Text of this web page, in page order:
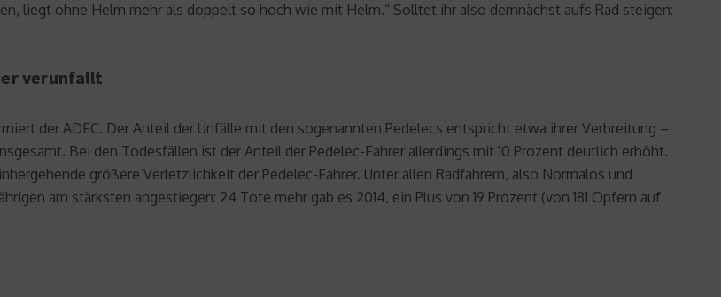
liegt ohne Helm mehr als doppelt so hoch wie mit Helm.“ Solltet ihr also demnächst aufs Rad steigen:
verunfallt
der ADFC. Der Anteil der Unfälle mit den sogenannten Pedelecs entspricht etwa ihrer Verbreitung –
Bei den Todesfällen ist der Anteil der Pedelec-Fahrer allerdings mit 10 Prozent deutlich erhöht.
größere Verletzlichkeit der Pedelec-Fahrer. Unter allen Radfahrern, also Normalos und
am stärksten angestiegen: 24 Tote mehr gab es 2014, ein Plus von 19 Prozent (von 181 Opfern auf